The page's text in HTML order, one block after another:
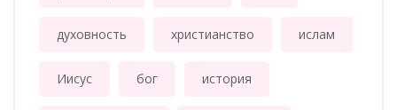
духовность христианство ислам
Иисус бог история